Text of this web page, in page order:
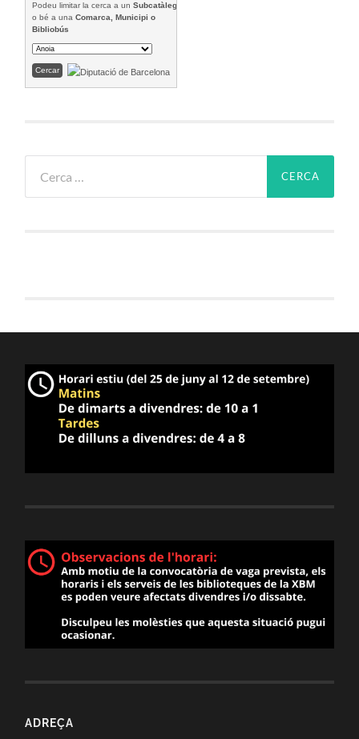
Podeu limitar la cerca a unSubcatàleg
o bé a unaComarca, Municipi o
Bibliobús
ADREÇA